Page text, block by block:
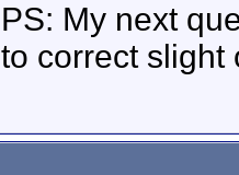
PS: My next
to correct slight